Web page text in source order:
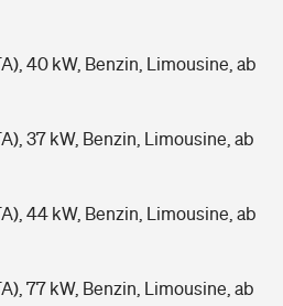
40 kW, Benzin, Limousine, ab
37 kW, Benzin, Limousine, ab
44 kW, Benzin, Limousine, ab
77 kW, Benzin, Limousine, ab